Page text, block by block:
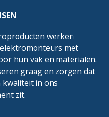
werken
met
hun vak en materialen.
graag en zorgen dat
kwaliteit in ons
zit.